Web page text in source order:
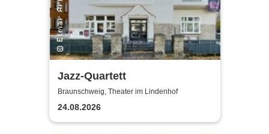
Jazz-Quartett
Braunschweig, Theater im Lindenhof
24.08.2026